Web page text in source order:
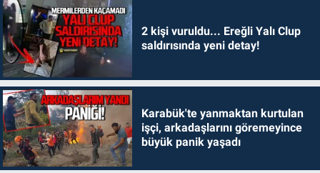
2 kişi vuruldu... Ereğli Yalı Clup
saldırısında yeni detay!
Karabük'te yanmaktan kurtulan
işçi, arkadaşlarını göremeyince
büyük panik yaşadı